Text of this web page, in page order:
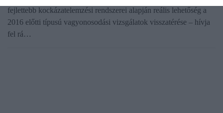
fejlettebb kockázatelemzési rendszerei alapján reális lehetőség a
2016 előtti típusú vagyonosodási vizsgálatok visszatérése – hívja
fel rá…